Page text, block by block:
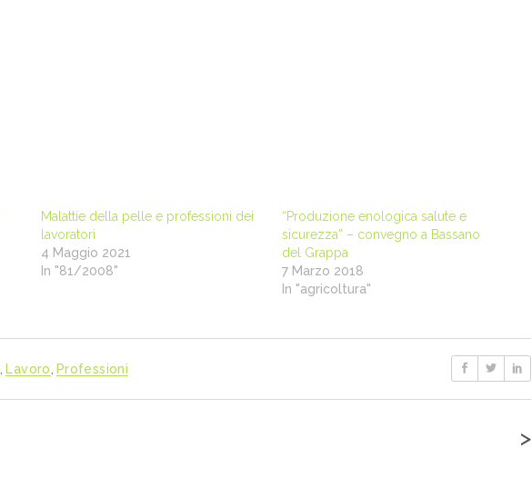
Malattie della pelle e professioni dei
lavoratori
4 Maggio 2021
In "81/2008"
“Produzione enologica salute e
sicurezza” – convegno a Bassano
del Grappa
7 Marzo 2018
In "agricoltura"
Lavoro Professioni
>